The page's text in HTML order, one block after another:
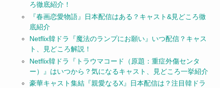
ろ徹底紹介！
『春画恋愛物語』日本配信はある？キャスト&見どころ徹
底紹介
Netflix韓ドラ『魔法のランプにお願い』いつ配信？キャス
ト、見どころ解説！
Netflix韓ドラ『トラウマコード（原題：重症外傷センタ
ー）』はいつから？気になるキャスト、見どころ一挙紹介
豪華キャスト集結『親愛なるX』日本配信は？注目韓ドラ